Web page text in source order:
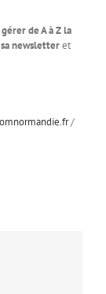
gérer de A à Z la
newsletteret
/